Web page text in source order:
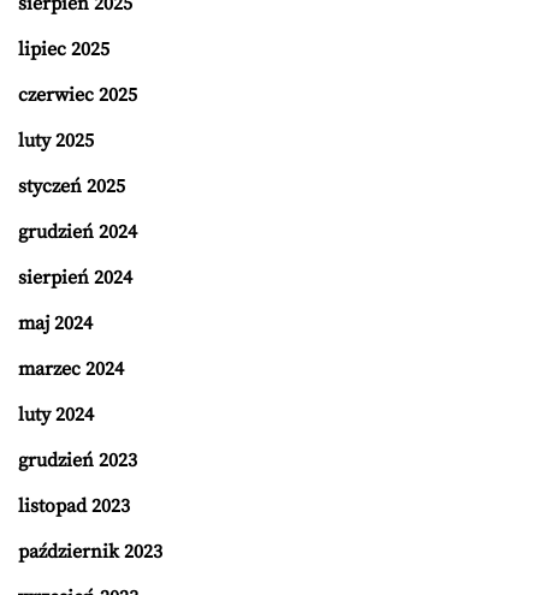
lipiec 2025
czerwiec 2025
luty 2025
styczeń 2025
grudzień 2024
sierpień 2024
maj 2024
marzec 2024
luty 2024
grudzień 2023
listopad 2023
październik 2023